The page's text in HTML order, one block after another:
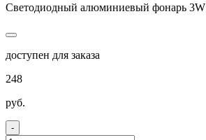
Светодиодный алюминиевый фонарь 3W
доступен для заказа
248
руб.
-